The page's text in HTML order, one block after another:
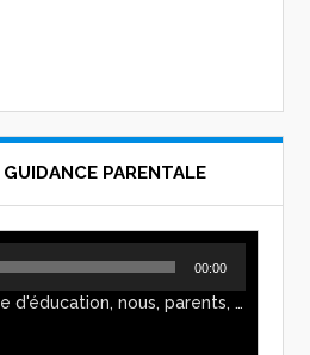
PARENTALE
00:00
En matière d'éducation, nous, parents, avons l'impression de faire preuve d'autorité. Mais n'est-ce pas, parfois, plutôt un jeu de pouvoir ? Ce podcast vous permettra d'y voir plus clair !